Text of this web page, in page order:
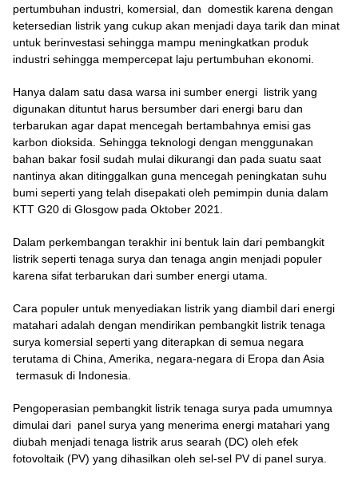
pertumbuhan industri, komersial, dan domestik karena dengan
ketersedian listrik yang cukup akan menjadi daya tarik dan minat
untuk berinvestasi sehingga mampu meningkatkan produk
industri sehingga mempercepat laju pertumbuhan ekonomi.
Hanya dalam satu dasa warsa ini sumber energi listrik yang
digunakan dituntut harus bersumber dari energi baru dan
terbarukan agar dapat mencegah bertambahnya emisi gas
karbon dioksida. Sehingga teknologi dengan menggunakan
bahan bakar fosil sudah mulai dikurangi dan pada suatu saat
nantinya akan ditinggalkan guna mencegah peningkatan suhu
bumi seperti yang telah disepakati oleh pemimpin dunia dalam
KTT G20 di Glosgow pada Oktober 2021.
Dalam perkembangan terakhir ini bentuk lain dari pembangkit
listrik seperti tenaga surya dan tenaga angin menjadi populer
karena sifat terbarukan dari sumber energi utama.
Cara populer untuk menyediakan listrik yang diambil dari energi
matahari adalah dengan mendirikan pembangkit listrik tenaga
surya komersial seperti yang diterapkan di semua negara
terutama di China, Amerika, negara-negara di Eropa dan Asia
termasuk di Indonesia.
Pengoperasian pembangkit listrik tenaga surya pada umumnya
dimulai dari panel surya yang menerima energi matahari yang
diubah menjadi tenaga listrik arus searah (DC) oleh efek
fotovoltaik (PV) yang dihasilkan oleh sel-sel PV di panel surya.